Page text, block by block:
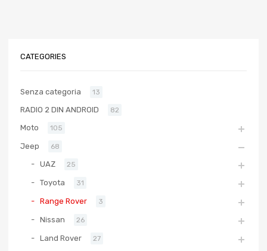
CATEGORIES
Senza categoria 13
RADIO 2 DIN ANDROID 82
Moto 105
Jeep 68
UAZ 25
Toyota 31
Range Rover 3
Nissan 26
Land Rover 27